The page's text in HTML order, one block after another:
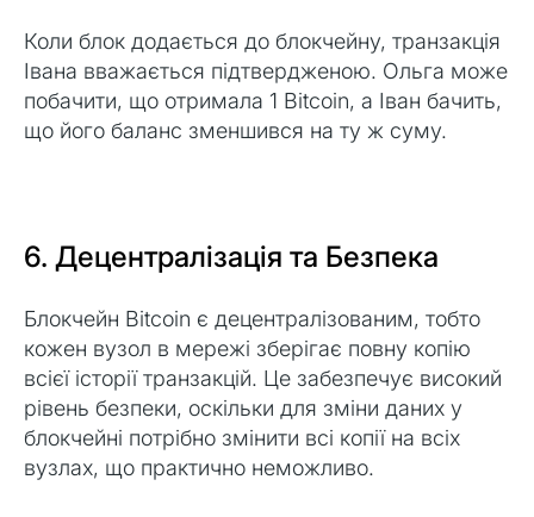
Коли блок додається до блокчейну, транзакція
Івана вважається підтвердженою. Ольга може
побачити, що отримала 1 Bitcoin, а Іван бачить,
що його баланс зменшився на ту ж суму.
6. Децентралізація та Безпека
Блокчейн Bitcoin є децентралізованим, тобто
кожен вузол в мережі зберігає повну копію
всієї історії транзакцій. Це забезпечує високий
рівень безпеки, оскільки для зміни даних у
блокчейні потрібно змінити всі копії на всіх
вузлах, що практично неможливо.